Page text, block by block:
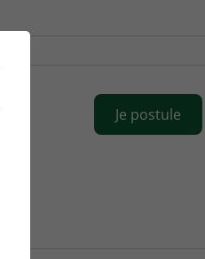
Je postule